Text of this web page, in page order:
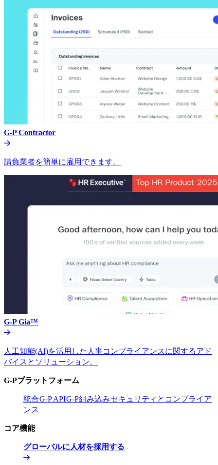
G-P Contractor​​
請負業者を簡単に雇用できます。​​
G-P Gia™​​
人工知能(AI)を活用した人事コンプライアンスに関するアド
バイスとソリューション。​​
G-Pプラットフォーム​​
統合​​G-P API​​G-P組み込み​​セキュリティとコンプライア
ンス​​
コア機能​​
グローバルに人材を採用する​​